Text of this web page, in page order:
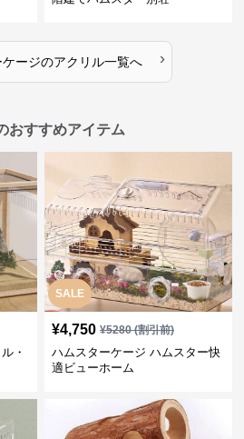
ージのアクリル一覧へ ›
おすすめアイテム
・
SALE
¥4,750 ¥5280(割引前)
ハムスターケージ ハムスター快
適ビューホーム